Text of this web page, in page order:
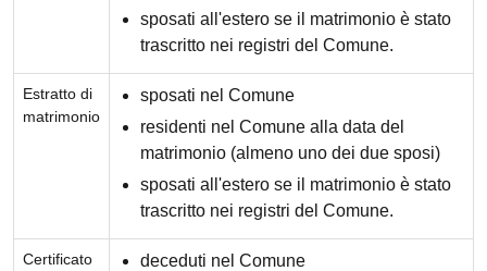
sposati all'estero se il matrimonio è stato
trascritto nei registri del Comune.
Estratto di
matrimonio
sposati nel Comune
residenti nel Comune alla data del
matrimonio (almeno uno dei due sposi)
sposati all'estero se il matrimonio è stato
trascritto nei registri del Comune.
Certificato
deceduti nel Comune